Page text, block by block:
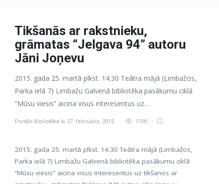
Tikšanās ar rakstnieku,
grāmatas “Jelgava 94” autoru
Jāni Joņevu
2015. gada 25. martā plkst. 14.30 Teātra mājā (Limbažos,
Parka ielā 7) Limbažu Galvenā bibliotēka pasākumu ciklā
“Mūsu viesis” aicina visus interesentus uz…
Portāls Bibliotēka.lv, 27. februāris, 2015 1100
2015. gada 25. martā plkst. 14.30 Teātra mājā (Limbažos,
Parka ielā 7) Limbažu Galvenā bibliotēka pasākumu ciklā
“Mūsu viesis” aicina visus interesentus uz tikšanos ar